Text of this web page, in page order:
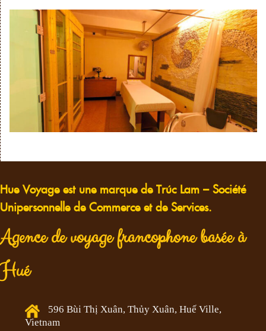
Hue Voyage est une marque de Trúc Lam – Société
Unipersonnelle de Commerce et de Services.
Agence de voyage francophone basée à
Hué
596 Bùi Thị Xuân, Thủy Xuân, Huế Ville,
Vietnam